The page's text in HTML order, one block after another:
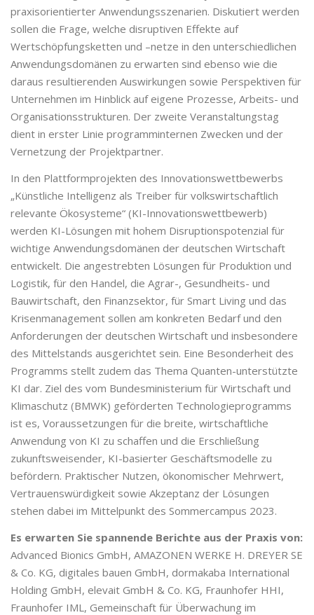
praxisorientierter Anwendungsszenarien. Diskutiert werden
sollen die Frage, welche disruptiven Effekte auf
Wertschöpfungsketten und –netze in den unterschiedlichen
Anwendungsdomänen zu erwarten sind ebenso wie die
daraus resultierenden Auswirkungen sowie Perspektiven für
Unternehmen im Hinblick auf eigene Prozesse, Arbeits- und
Organisationsstrukturen. Der zweite Veranstaltungstag
dient in erster Linie programminternen Zwecken und der
Vernetzung der Projektpartner.
In den Plattformprojekten des Innovationswettbewerbs
„Künstliche Intelligenz als Treiber für volkswirtschaftlich
relevante Ökosysteme“ (KI-Innovationswettbewerb)
werden KI-Lösungen mit hohem Disruptionspotenzial für
wichtige Anwendungsdomänen der deutschen Wirtschaft
entwickelt. Die angestrebten Lösungen für Produktion und
Logistik, für den Handel, die Agrar-, Gesundheits- und
Bauwirtschaft, den Finanzsektor, für Smart Living und das
Krisenmanagement sollen am konkreten Bedarf und den
Anforderungen der deutschen Wirtschaft und insbesondere
des Mittelstands ausgerichtet sein. Eine Besonderheit des
Programms stellt zudem das Thema Quanten-unterstützte
KI dar. Ziel des vom Bundesministerium für Wirtschaft und
Klimaschutz (BMWK) geförderten Technologieprogramms
ist es, Voraussetzungen für die breite, wirtschaftliche
Anwendung von KI zu schaffen und die Erschließung
zukunftsweisender, KI-basierter Geschäftsmodelle zu
befördern. Praktischer Nutzen, ökonomischer Mehrwert,
Vertrauenswürdigkeit sowie Akzeptanz der Lösungen
stehen dabei im Mittelpunkt des Sommercampus 2023.
Es erwarten Sie spannende Berichte aus der Praxis von:
Advanced Bionics GmbH, AMAZONEN WERKE H. DREYER SE
& Co. KG, digitales bauen GmbH, dormakaba International
Holding GmbH, elevait GmbH & Co. KG, Fraunhofer HHI,
Fraunhofer IML, Gemeinschaft für Überwachung im